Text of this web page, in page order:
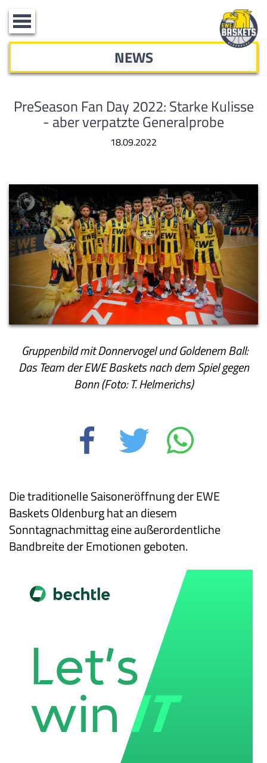
Toggle
navigation
NEWS
PreSeason Fan Day 2022: Starke Kulisse
- aber verpatzte Generalprobe
18.09.2022
Gruppenbild mit Donnervogel und Goldenem Ball:
Das Team der EWE Baskets nach dem Spiel gegen
Bonn (Foto: T. Helmerichs)
Die traditionelle Saisoneröffnung der EWE
Baskets Oldenburg hat an diesem
Sonntagnachmittag eine außerordentliche
Bandbreite der Emotionen geboten.